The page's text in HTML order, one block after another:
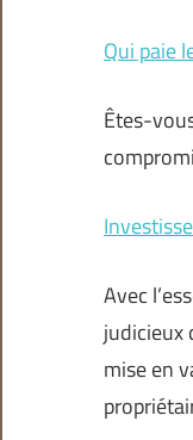
Qui paie
Êtes-
Avec
judicieux
mise en